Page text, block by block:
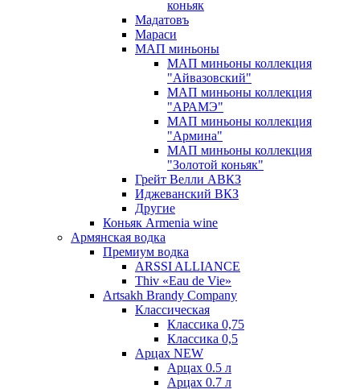
коньяк
Мадатовъ
Мараси
МАП миньоны
МАП миньоны коллекция
"Айвазовский"
МАП миньоны коллекция
"АРАМЭ"
МАП миньоны коллекция
"Армина"
МАП миньоны коллекция
"Золотой коньяк"
Грейт Велли АВКЗ
Иджеванский ВКЗ
Другие
Коньяк Armenia wine
Армянская водка
Премиум водка
ARSSI ALLIANCE
Thiv «Eau de Vie»
Artsakh Brandy Company
Классическая
Классика 0,75
Классика 0,5
Арцах NEW
Арцах 0.5 л
Арцах 0.7 л